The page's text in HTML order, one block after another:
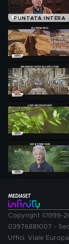
PUNTATA INTERA
Copyright ©1999-
03976881007 -
Uffici: Viale